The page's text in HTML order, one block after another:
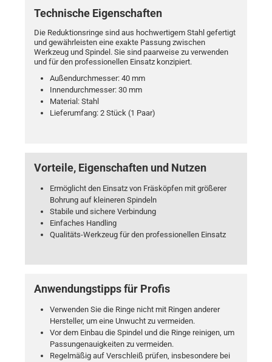
Technische Eigenschaften
Die Reduktionsringe sind aus hochwertigem Stahl gefertigt
und gewährleisten eine exakte Passung zwischen
Werkzeug und Spindel. Sie sind paarweise zu verwenden
und für den professionellen Einsatz konzipiert.
Außendurchmesser: 40 mm
Innendurchmesser: 30 mm
Material: Stahl
Lieferumfang: 2 Stück (1 Paar)
Vorteile, Eigenschaften und Nutzen
Ermöglicht den Einsatz von Fräsköpfen mit größerer
Bohrung auf kleineren Spindeln
Stabile und sichere Verbindung
Einfaches Handling
Qualitäts-Werkzeug für den professionellen Einsatz
Anwendungstipps für Profis
Verwenden Sie die Ringe nicht mit Ringen anderer
Hersteller, um eine Unwucht zu vermeiden.
Vor dem Einbau die Spindel und die Ringe reinigen, um
Passungenauigkeiten zu vermeiden.
Regelmäßig auf Verschleiß prüfen, insbesondere bei